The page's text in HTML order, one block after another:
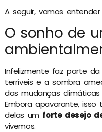
A seguir, vamos
O sonho de
Infelizmente faz parte
terríveis e a sombra
das mudanças
Embora apavorante,
delas um forte desejo
vivemos.